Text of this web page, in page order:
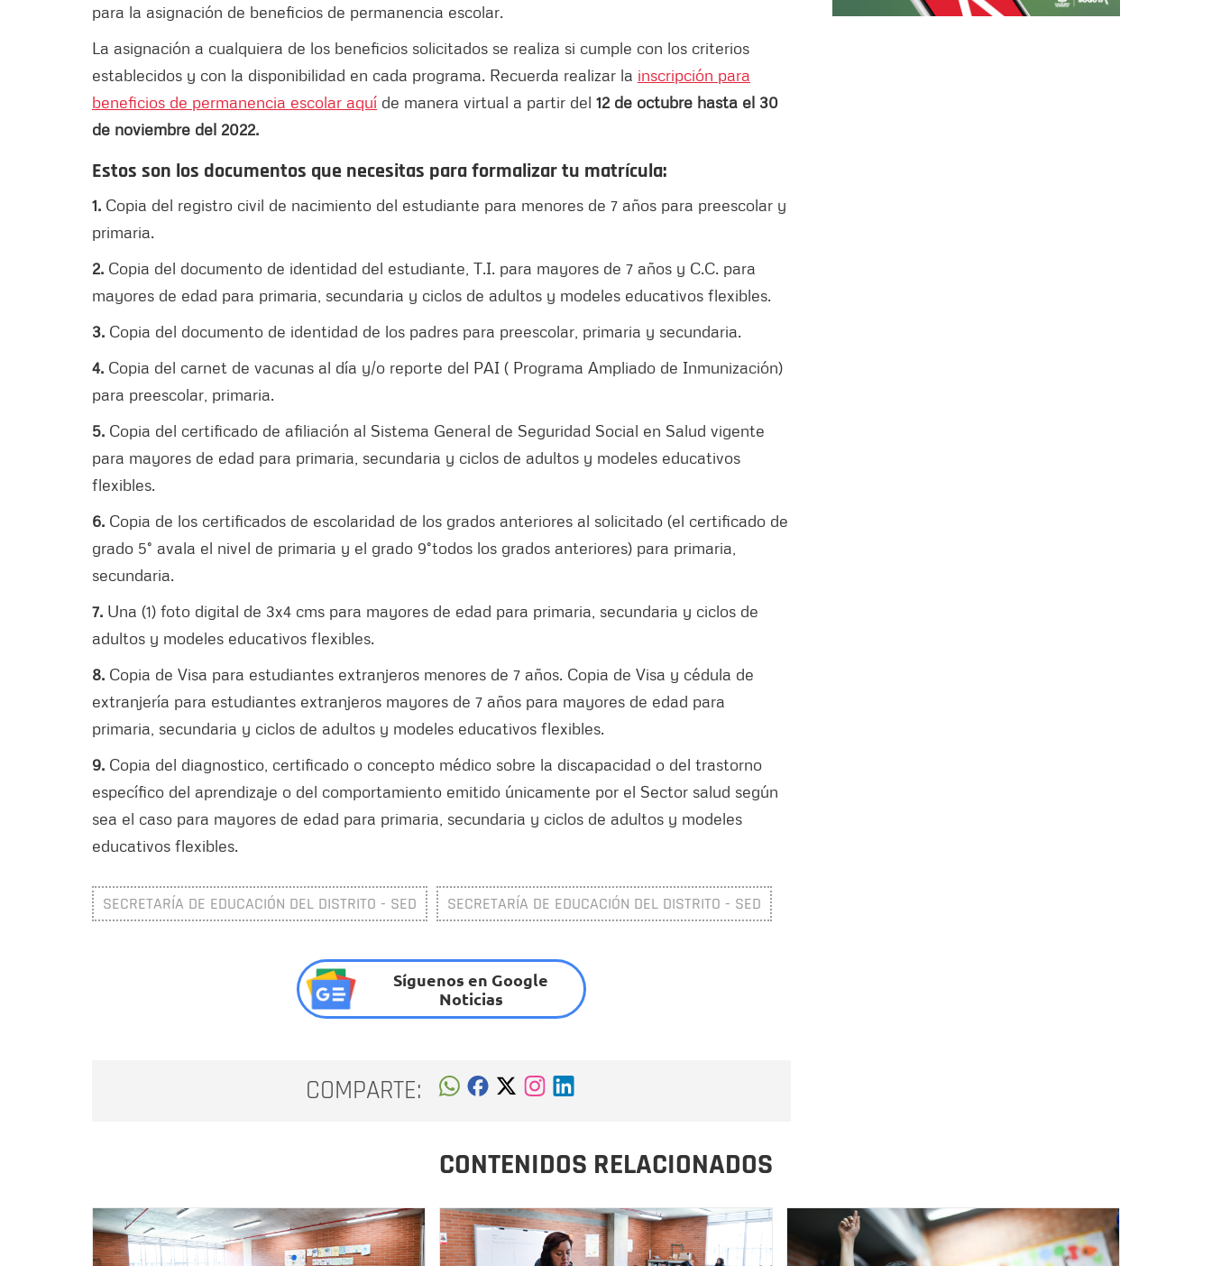
para la asignación de beneficios de permanencia escolar.
La asignación a cualquiera de los beneficios solicitados se realiza si cumple con los criterios
establecidos y con la disponibilidad en cada programa. Recuerda realizar la inscripción para
beneficios de permanencia escolar aquí de manera virtual a partir del 12 de octubre hasta el 30
de noviembre del 2022.
Estos son los documentos que necesitas para formalizar tu matrícula:
1. Copia del registro civil de nacimiento del estudiante para menores de 7 años para preescolar y
primaria.
2. Copia del documento de identidad del estudiante, T.I. para mayores de 7 años y C.C. para
mayores de edad para primaria, secundaria y ciclos de adultos y modeles educativos flexibles.
3. Copia del documento de identidad de los padres para preescolar, primaria y secundaria.
4. Copia del carnet de vacunas al día y/o reporte del PAI ( Programa Ampliado de Inmunización)
para preescolar, primaria.
5. Copia del certificado de afiliación al Sistema General de Seguridad Social en Salud vigente
para mayores de edad para primaria, secundaria y ciclos de adultos y modeles educativos
flexibles.
6. Copia de los certificados de escolaridad de los grados anteriores al solicitado (el certificado de
grado 5° avala el nivel de primaria y el grado 9°todos los grados anteriores) para primaria,
secundaria.
7. Una (1) foto digital de 3x4 cms para mayores de edad para primaria, secundaria y ciclos de
adultos y modeles educativos flexibles.
8. Copia de Visa para estudiantes extranjeros menores de 7 años. Copia de Visa y cédula de
extranjería para estudiantes extranjeros mayores de 7 años para mayores de edad para
primaria, secundaria y ciclos de adultos y modeles educativos flexibles.
9. Copia del diagnostico, certificado o concepto médico sobre la discapacidad o del trastorno
específico del aprendizaje o del comportamiento emitido únicamente por el Sector salud según
sea el caso para mayores de edad para primaria, secundaria y ciclos de adultos y modeles
educativos flexibles.
SECRETARÍA DE EDUCACIÓN DEL DISTRITO - SED SECRETARÍA DE EDUCACIÓN DEL DISTRITO - SED
Síguenos en Google
Noticias
COMPARTE:
CONTENIDOS RELACIONADOS